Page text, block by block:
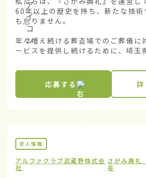
60年以上の歴史を持ち、新たな技術
も怠りません。
年々増え続ける葬斎場でのご葬儀に
ービスを提供し続けるために、埼玉
応募する 詳
求人情報
アルファクラブ武蔵野株式会
社
さがみ典礼
谷